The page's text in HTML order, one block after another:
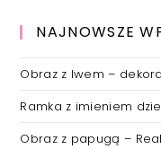
NAJNOWSZE
Obraz z lwem –
Ramka z imieniem
Obraz z papugą –